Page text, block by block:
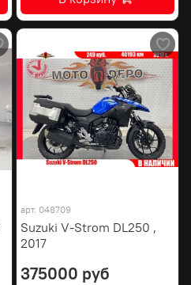
арт. 048709
Suzuki V-Strom DL250 ,
2017
375000 руб